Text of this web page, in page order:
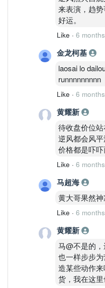
来表演，趋
好运。
Like · 6 months
金龙柯基
laosai lo
runnnnnnnnn
Like · 6 months
黄耀新
待收盘价位
逆风都会风
价格都是吓吓
Like · 6 months
马超海
黄大哥果然神
Like · 6 months
黄耀新
马@不是的
也一样步步
造某些动作
货，我在这里